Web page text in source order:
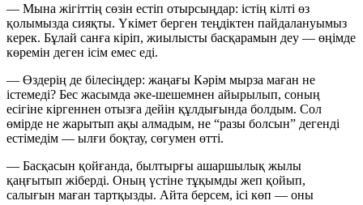
— Мына жігіттің сөзін естіп отырсыңдар: істің кілті өз
қолымызда сияқты. Үкімет берген теңдіктен пайдалануымыз
керек. Бұлай санға кіріп, жиылысты басқарамын деу — өңімде
көремін деген ісім емес еді.
— Өздерің де білесіңдер: жаңағы Кәрім мырза маған не
істемеді? Бес жасымда әке-шешемнен айырылып, соның
есігіне кіргеннен отызға дейін құлдығында болдым. Сол
өмірде не жарытып ақы алмадым, не “разы болсын” дегенді
естімедім — ылғи боқтау, сөгумен өтті.
— Басқасын қойғанда, былтырғы ашаршылық жылы
қаңғытып жіберді. Оның үстіне тұқымды жеп қойып,
салығын маған тартқызды. Айта берсем, ісі көп — оны